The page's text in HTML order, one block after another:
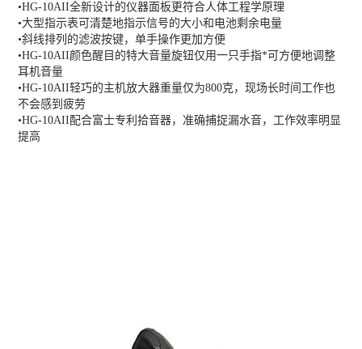
•HG-10AII全新设计的仪器面板更符合人体工程学原理
•大型指示表可清楚地指示信号的大小和电池剩余电量
•斜线排列的滤波按键，单手操作更加方便
•HG-10AII颜色醒目的特大音量旋钮仅用一只手指*可方便地调整
耳机音量
•HG-10AII轻巧的主机放大器重量仅为800克，现场长时间工作也
不会感到疲劳
•HG-10AII配合富士专利拾音器，准确捕捉漏水音，工作效率明显
提高